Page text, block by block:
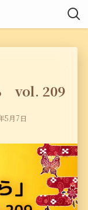
vol. 209
5月7日